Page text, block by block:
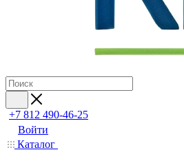
+7 812 490-46-25
Войти
Каталог